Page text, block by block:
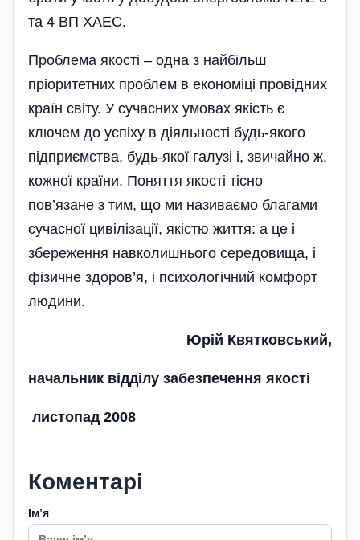
та 4 ВП ХАЕС.
Проблема якості – одна з найбільш
пріоритетних проблем в економіці провідних
країн світу. У сучасних умовах якість є
ключем до успіху в діяльності будь-якого
підприємства, будь-якої галузі і, звичайно ж,
кожної країни. Поняття якості тісно
пов’язане з тим, що ми називаємо благами
сучасної цивілізації, якістю життя: а це і
збереження навколишнього середовища, і
фізичне здоров’я, і психологічний комфорт
людини.
Юрій Квятковський,
начальник відділу забезпечення якості
листопад 2008
Коментарі
Імʼя